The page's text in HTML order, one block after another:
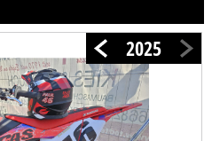
2025